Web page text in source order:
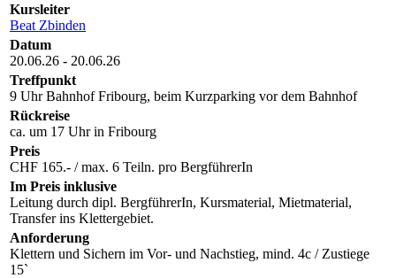
Kursleiter
Beat Zbinden
Datum
20.06.26 - 20.06.26
Treffpunkt
9 Uhr Bahnhof Fribourg, beim Kurzparking vor dem Bahnhof
Rückreise
ca. um 17 Uhr in Fribourg
Preis
CHF 165.- / max. 6 Teiln. pro BergführerIn
Im Preis inklusive
Leitung durch dipl. BergführerIn, Kursmaterial, Mietmaterial,
Transfer ins Klettergebiet.
Anforderung
Klettern und Sichern im Vor- und Nachstieg, mind. 4c / Zustiege
15`